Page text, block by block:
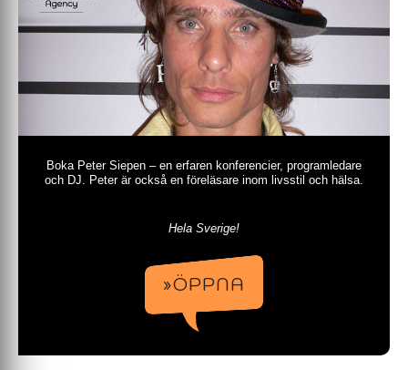
Boka Peter Siepen – en erfaren konferencier, programledare
och DJ. Peter är också en föreläsare inom livsstil och hälsa.
Hela Sverige!
»ÖPPNA